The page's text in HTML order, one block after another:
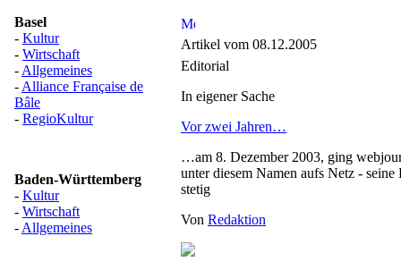
Basel
- Kultur
- Wirtschaft
- Allgemeines
- Alliance Française de
Bâle
- RegioKultur
Baden-Württemberg
- Kultur
- Wirtschaft
- Allgemeines
Artikel vom 08.12.2005
Editorial
In eigener Sache
Vor zwei Jahren…
…am 8. Dezember 2003, ging
unter diesem Namen aufs Netz - seine
stetig
Von Redaktion